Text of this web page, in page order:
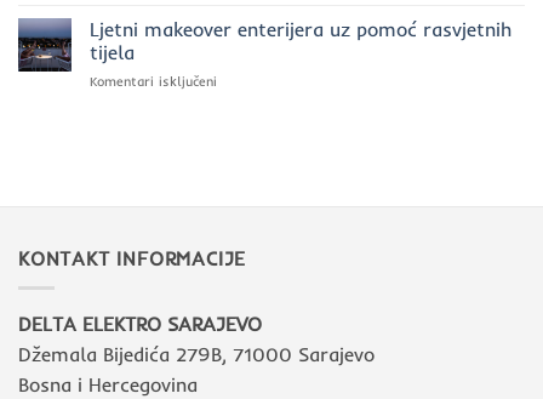
razloga
zašto
Ljetni makeover enterijera uz pomoć rasvjetnih
tijela
Komentari isključeni
KONTAKT INFORMACIJE
DELTA ELEKTRO SARAJEVO
Džemala Bijedića 279B, 71000 Sarajevo
Bosna i Hercegovina